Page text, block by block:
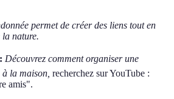
permet de créer des liens tout en
la nature.
Découvrez comment organiser une
la maison, recherchez sur YouTube :
amis".